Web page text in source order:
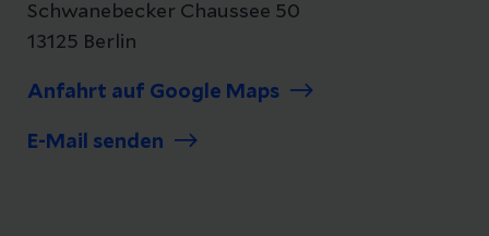
Schwanebecker Chaussee 50
13125 Berlin
Anfahrt auf Google Maps
E-Mail senden